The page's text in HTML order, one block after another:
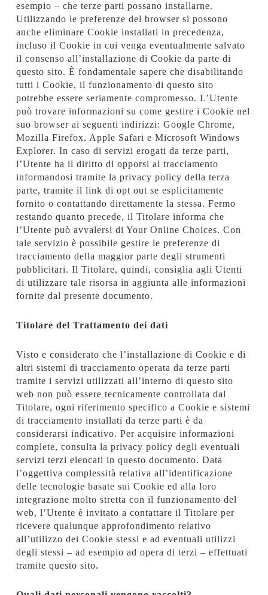
esempio – che terze parti possano installarne.
Utilizzando le preferenze del browser si possono
anche eliminare Cookie installati in precedenza,
incluso il Cookie in cui venga eventualmente salvato
il consenso all’installazione di Cookie da parte di
questo sito. È fondamentale sapere che disabilitando
tutti i Cookie, il funzionamento di questo sito
potrebbe essere seriamente compromesso. L’Utente
può trovare informazioni su come gestire i Cookie nel
suo browser ai seguenti indirizzi: Google Chrome,
Mozilla Firefox, Apple Safari e Microsoft Windows
Explorer. In caso di servizi erogati da terze parti,
l’Utente ha il diritto di opporsi al tracciamento
informandosi tramite la privacy policy della terza
parte, tramite il link di opt out se esplicitamente
fornito o contattando direttamente la stessa. Fermo
restando quanto precede, il Titolare informa che
l’Utente può avvalersi di Your Online Choices. Con
tale servizio è possibile gestire le preferenze di
tracciamento della maggior parte degli strumenti
pubblicitari. Il Titolare, quindi, consiglia agli Utenti
di utilizzare tale risorsa in aggiunta alle informazioni
fornite dal presente documento.
Titolare del Trattamento dei dati
Visto e considerato che l’installazione di Cookie e di
altri sistemi di tracciamento operata da terze parti
tramite i servizi utilizzati all’interno di questo sito
web non può essere tecnicamente controllata dal
Titolare, ogni riferimento specifico a Cookie e sistemi
di tracciamento installati da terze parti è da
considerarsi indicativo. Per acquisire informazioni
complete, consulta la privacy policy degli eventuali
servizi terzi elencati in questo documento. Data
l’oggettiva complessità relativa all’identificazione
delle tecnologie basate sui Cookie ed alla loro
integrazione molto stretta con il funzionamento del
web, l’Utente è invitato a contattare il Titolare per
ricevere qualunque approfondimento relativo
all’utilizzo dei Cookie stessi e ad eventuali utilizzi
degli stessi – ad esempio ad opera di terzi – effettuati
tramite questo sito.